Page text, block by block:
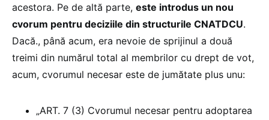
acestora. Pe de altă parte, este introdus un nou
cvorum pentru deciziile din structurile CNATDCU.
Dacă., până acum, era nevoie de sprijinul a două
treimi din numărul total al membrilor cu drept de vot,
acum, cvorumul necesar este de jumătate plus unu:
„ART. 7 (3) Cvorumul necesar pentru adoptarea